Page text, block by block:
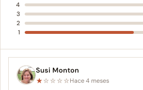
4
3
2
1
Susi Monton
★☆☆☆☆Hace 4 meses